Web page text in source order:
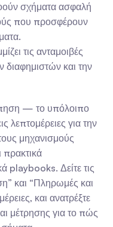
σχήματα ασφαλή
που προσφέρουν
τις ανταμοιβές
και την
— το υπόλοιπο
λεπτομέρειες για την
μηχανισμούς
playbooks. Δείτε τις
και “Πληρωμές και
και ανατρέξτε
μέτρησης για το πώς